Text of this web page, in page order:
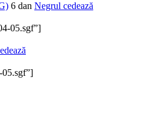
6 dan Negrul cedează
05.sgf”]